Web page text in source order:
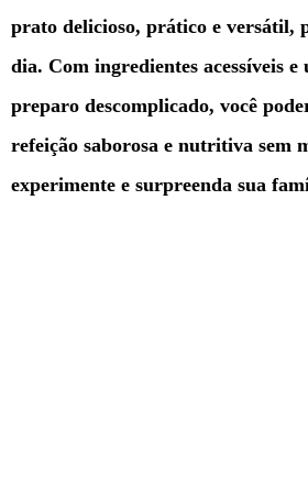
prato delicioso, prático e versátil,
dia. Com ingredientes acessíveis e
preparo descomplicado, você
refeição saborosa e nutritiva sem
experimente e surpreenda sua